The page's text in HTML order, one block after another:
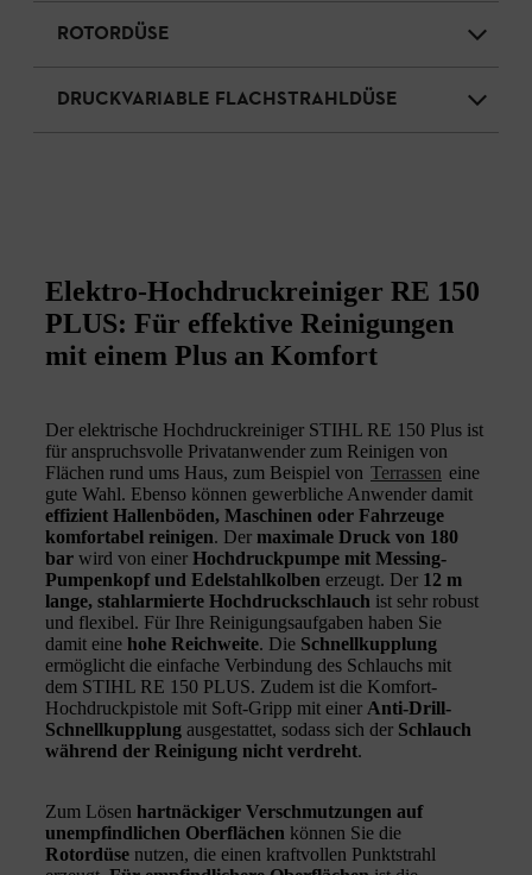
ROTORDÜSE
DRUCKVARIABLE FLACHSTRAHLDÜSE
Elektro-Hochdruckreiniger RE 150
PLUS: Für effektive Reinigungen
mit einem Plus an Komfort
Der elektrische Hochdruckreiniger STIHL RE 150 Plus ist
für anspruchsvolle Privatanwender zum Reinigen von
Flächen rund ums Haus, zum Beispiel von Terrassen eine
gute Wahl. Ebenso können gewerbliche Anwender damit
effizient Hallenböden, Maschinen oder Fahrzeuge
komfortabel reinigen. Der maximale Druck von 180
bar wird von einer Hochdruckpumpe mit Messing-
Pumpenkopf und Edelstahlkolben erzeugt. Der 12 m
lange, stahlarmierte Hochdruckschlauch ist sehr robust
und flexibel. Für Ihre Reinigungsaufgaben haben Sie
damit eine hohe Reichweite. Die Schnellkupplung
ermöglicht die einfache Verbindung des Schlauchs mit
dem STIHL RE 150 PLUS. Zudem ist die Komfort-
Hochdruckpistole mit Soft-Gripp mit einer Anti-Drill-
Schnellkupplung ausgestattet, sodass sich der Schlauch
während der Reinigung nicht verdreht.
Zum Lösen hartnäckiger Verschmutzungen auf
unempfindlichen Oberflächen können Sie die
Rotordüse nutzen, die einen kraftvollen Punktstrahl